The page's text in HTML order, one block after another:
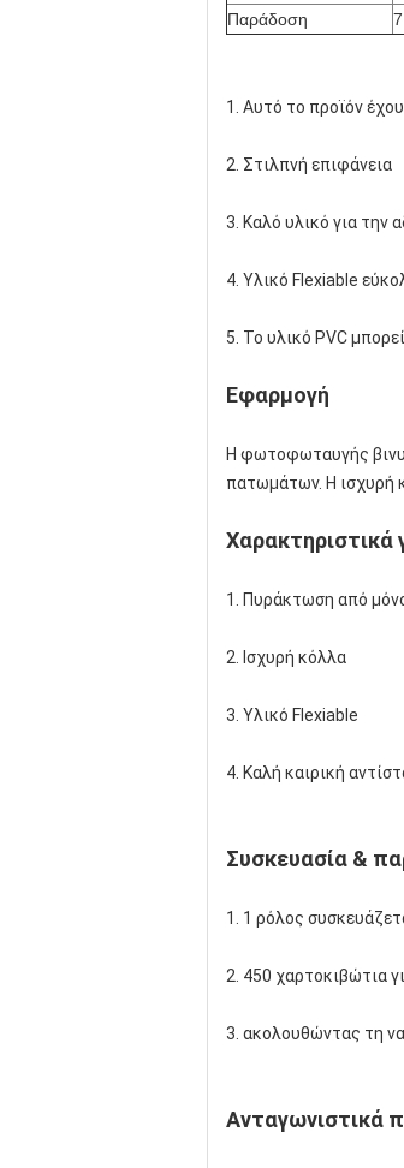
Παράδοση
1. Αυτό το προϊόν
2. Στιλπνή επιφάνεια
3. Καλό υλικό για την
4. Υλικό Flexiable
5. Το υλικό PVC
Εφαρμογή
Η φωτοφωταυγής
πατωμάτων. Η ισχυρή
1. Πυράκτωση από
2. Ισχυρή κόλλα
3. Υλικό Flexiable
4. Καλή καιρική
Συσκευασία &
1. 1 ρόλος
2. 450 χαρτοκιβώτια
3. ακολουθώντας τη
Ανταγωνιστικά